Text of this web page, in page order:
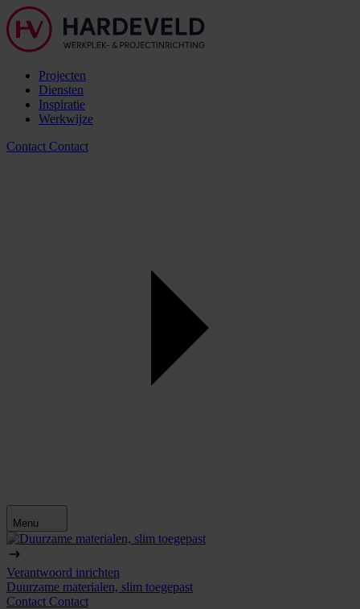
Projecten
Diensten
Inspiratie
Werkwijze
Contact Contact
Menu
Verantwoord inrichten
Duurzame materialen, slim toegepast
Contact Contact